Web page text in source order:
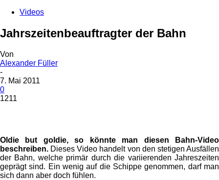
Videos
Jahrszeitenbeauftragter der Bahn
Von
Alexander Füller
-
7. Mai 2011
0
1211
Oldie but goldie, so könnte man diesen Bahn-Video
beschreiben. Dieses Video handelt von den stetigen Ausfällen
der Bahn, welche primär durch die variierenden Jahreszeiten
geprägt sind. Ein wenig auf die Schippe genommen, darf man
sich dann aber doch fühlen.